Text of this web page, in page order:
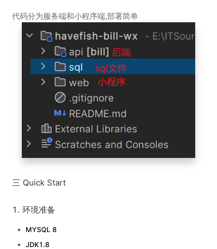
代码分为服务端和小程序端,部署简单
三 Quick Start
1. 环境准备
MYSQL 8
JDK1.8